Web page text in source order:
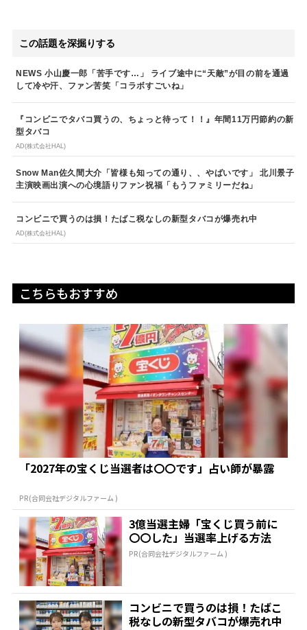
この話題を深掘りする
NEWS 小山慶一郎「苦手です…」 ライブ途中に“天敵”が目の前を通過
して冷や汗、ファン苦笑「コラボすごいね」
『コンビニでタバコ買うの、ちょっと待って！！』年間11万円節約の新
型タバコ
AD(株式会社HAL)
Snow Man佐久間大介「皆様も知っての通り、、やばいです」 北川景子
主演映画出演への心境語りファン祝福「もうファミリーだね」
コンビニで買うのは損！たばこ税なしの新型タバコが爆売れ中
AD(株式会社HAL)
こちらもおすすめ
「2027年の宝くじ当選者は〇〇です」占い師が暴露
PR(合同会社デジタルファーム )
3億当選主婦「宝くじ買う前に
〇〇した」当選率上げる方法
PR(合同会社デジタルファーム )
コンビニで買うのは損！たばこ
税なしの新型タバコが爆売れ中